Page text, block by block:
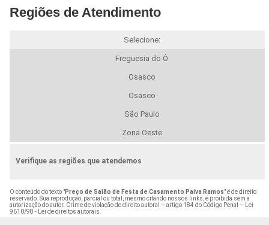
Regiões de Atendimento
Selecione:
Freguesia do Ó
Osasco
Osasco
São Paulo
Zona Oeste
Verifique as regiões que atendemos
O conteúdo do texto "Preço de Salão de Festa de Casamento Paiva Ramos" é de direito
reservado. Sua reprodução, parcial ou total, mesmo citando nossos links, é proibida sem a
autorização do autor. Crime de violação de direito autoral – artigo 184 do Código Penal –
Lei
9610/98 - Lei de direitos autorais